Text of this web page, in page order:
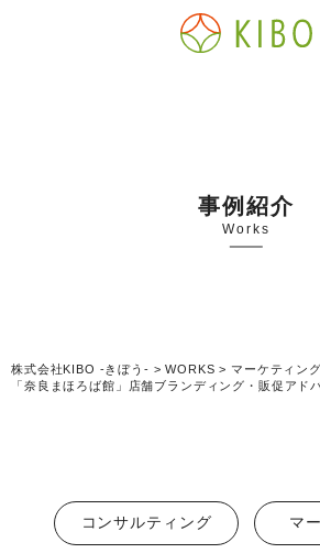
事例紹介
Works
株式会社KIBO -きぼう- >WORKS > マーケティング
「奈良まほろば館」店舗ブランディング・販促アド
コンサルティング マ